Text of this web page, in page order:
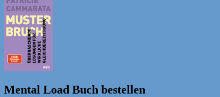
Mental Load Buch bestellen